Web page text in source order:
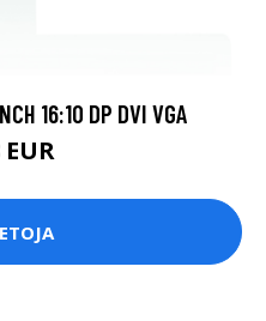
16:10 DP DVI VGA